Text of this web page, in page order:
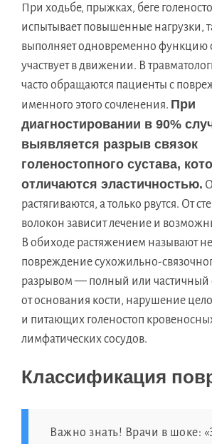
При ходьбе, прыжках, беге
испытывает повышенные нагрузки,
выполняет одновременно функцию
участвует в движении. В
часто обращаются пациенты с
именного этого сочленения. При
диагностировании в 90%
выявляется разрыв связок
голеностопного сустава,
отличаются эластичностью.
растягиваются, а только рвутся. От
волокон зависит лечение и
В обиходе растяжением называют
повреждение сухожильно-
разрывом — полный или частичный
от основания кости, нарушение
и питающих голеностоп
лимфатических сосудов.
Классификация
Важно знать! Врачи в шоке: